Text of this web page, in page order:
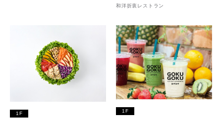
和洋折衷レストラン
1F 1F